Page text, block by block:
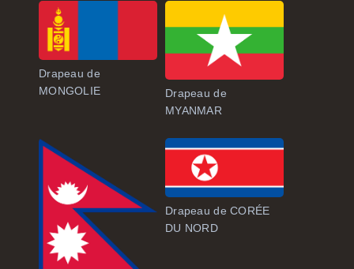
Drapeau de
MONGOLIE
Drapeau de
MYANMAR
Drapeau de CORÉE
DU NORD